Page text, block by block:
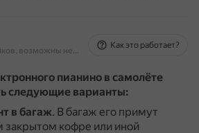
На основе источников, возможны неточности
Как это работает?
пианино в самолёте
следующие варианты:
в багаж. В багаж его примут
закрытом кофре или иной